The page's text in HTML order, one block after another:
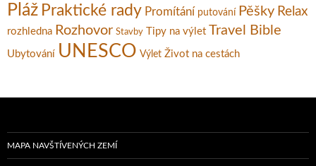
Pláž Praktické rady Promítání putování Pěšky Relax
rozhledna Rozhovor Stavby Tipy na výlet Travel Bible
Ubytování UNESCO Výlet Život na cestách
MAPA NAVŠTÍVENÝCH ZEMÍ